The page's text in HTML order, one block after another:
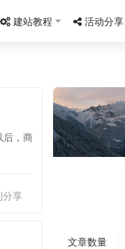
建站教程 活动分享
后，商
分享
文章数量